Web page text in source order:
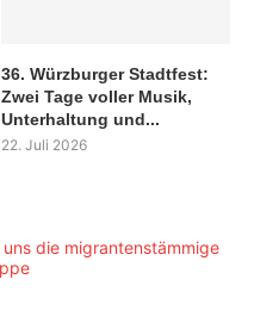
36. Würzburger Stadtfest:
Zwei Tage voller Musik,
Unterhaltung und...
22. Juli 2026